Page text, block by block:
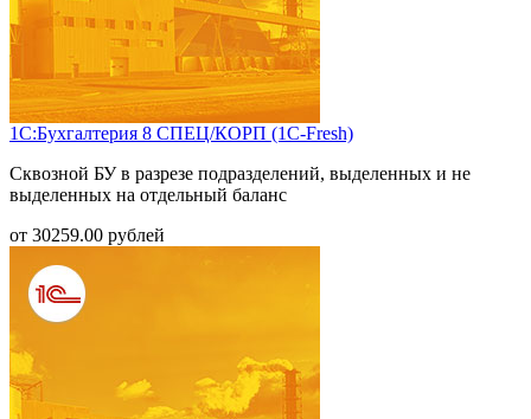
1С:Бухгалтерия 8 СПЕЦ/КОРП (1С-Fresh)
Сквозной БУ в разрезе подразделений, выделенных и не
выделенных на отдельный баланс
от 30259.00 рублей